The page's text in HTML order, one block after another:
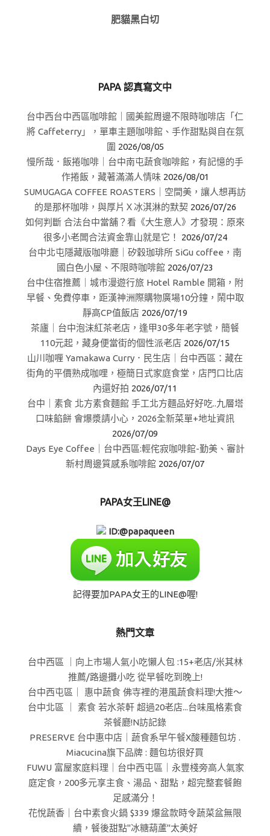
肥貓黑白切
PAPA 認真寫文中
台中西台中西區咖啡館｜國美館周邊不限時咖啡店「仁
將 Caffeterry」，單車主題咖啡館、手作甜點與自在氛
圍 2026/08/05
慢所哉．飯捲咖啡｜台中南屯蔬食咖啡館，有記憶的手
作捲飯，藏著滿滿人情味 2026/08/01
SUMUGAGA COFFEE ROASTERS｜空間美，讓人想再訪
的是那杯咖啡，與厚片Ｘ冰淇淋的默契 2026/07/26
如何判斷 合法台中當舖？看《大生意人》才發現：原來
很多小老闆合法資金靠山就是它！
2026/07/24
台中北屯隱藏版咖啡廳｜矽穀珈琲所 SiGu coffee，南
國白色小屋、不限時咖啡館 2026/07/23
台中住宿推薦｜城市漫遊行旅 Hotel Ramble 開箱，附
早餐、免費停車，距漢神洲際購物廣場10分鐘，鬧中取
靜高CP值飯店 2026/07/19
茶廬｜台中泡沫紅茶老店，逢甲30多年老字號，簡餐
110元起，藏身便當街的個性派老店 2026/07/15
山川咖喱 Yamakawa Curry．民生店｜台中西區：藏在
街角的平價熟成咖哩，極簡日式家庭食堂，店門口比店
內還好拍 2026/07/11
台中｜素食 北方素食麵館 手工北方麵品好好吃..九層塔
口味餡餅 會爆漿請小心，2026全新菜單+地址資訊
2026/07/09
Days Eye Coffee｜台中西區:輕侘寂咖啡館-勤美、審計
新村周邊質感系咖啡館 2026/07/07
PAPA女王LINE@
ID:@papaqueen
記得要加PAPA女王的LINE@喔!
熱門文章
台中西區 ｜向上市場人氣小吃懶人包 :15+老店/米其林
推薦/路邊攤小吃 從早餐吃到晚上!
台中西屯區｜ 惠中蔬食 佛寺裡的港風蔬食料理!大推～
台中北區 ｜ 素食 若水茶軒 超過20老店...台味風格素食
茶餐廳!N訪記錄
PRESERVE 台中惠中店｜蔬食系早午餐X酸種麵包坊 .
Miacucina旗下品牌 : 麵包坊很好買
FUWU 富屋家庭料理｜台中西屯區｜永豐棧旁高人氣家
庭定食，200多元享主食、湯品、甜點，超完整套餐飽
足感滿分！
花悅蔬香｜台中素食火鍋 $339 爆盆款時令蔬菜盆無限
續，餐後甜點"冰糖葫蘆"太美好